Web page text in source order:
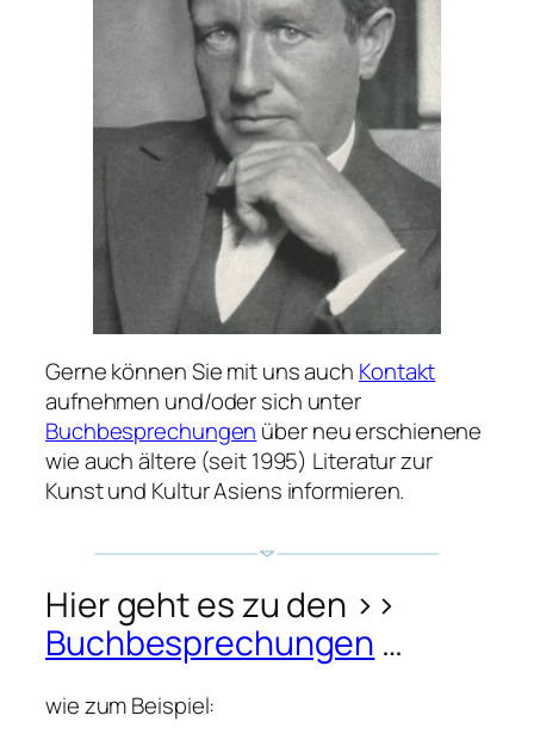
Gerne können Sie mit uns auch Kontakt
aufnehmen und/oder sich unter
Buchbesprechungen über neu erschienene
wie auch ältere (seit 1995) Literatur zur
Kunst und Kultur Asiens informieren.
Hier geht es zu den >>
Buchbesprechungen …
wie zum Beispiel: